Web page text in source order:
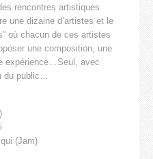
rencontres artistiques
une dizaine d’artistes et le
où chacun de ces artistes
une composition, une
expérience…Seul, avec
du public…
qui (Jam)